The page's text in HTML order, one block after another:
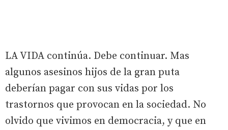
LA VIDA continúa. Debe continuar. Mas
algunos asesinos hijos de la gran puta
deberían pagar con sus vidas por los
trastornos que provocan en la sociedad. No
olvido que vivimos en democracia, y que en